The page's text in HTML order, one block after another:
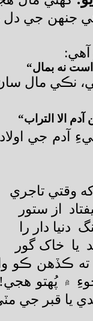
آهي جنهن جي
آهي:
نه بمال“
مال
الا التراب“
آدم جي
وقتي تاجري
از ستور
دار را
يا خاک گور
ڪڏهن ڪو
۾ پُهتو هجي!.
يا قبر جي